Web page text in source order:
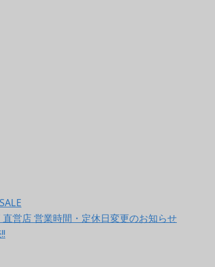
営店 営業時間・定休日変更のお知らせ